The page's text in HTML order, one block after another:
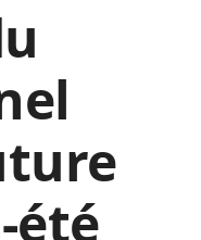
été